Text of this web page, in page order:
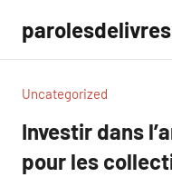
contenu
parolesdelivres
Uncategorized
Investir dans
pour les